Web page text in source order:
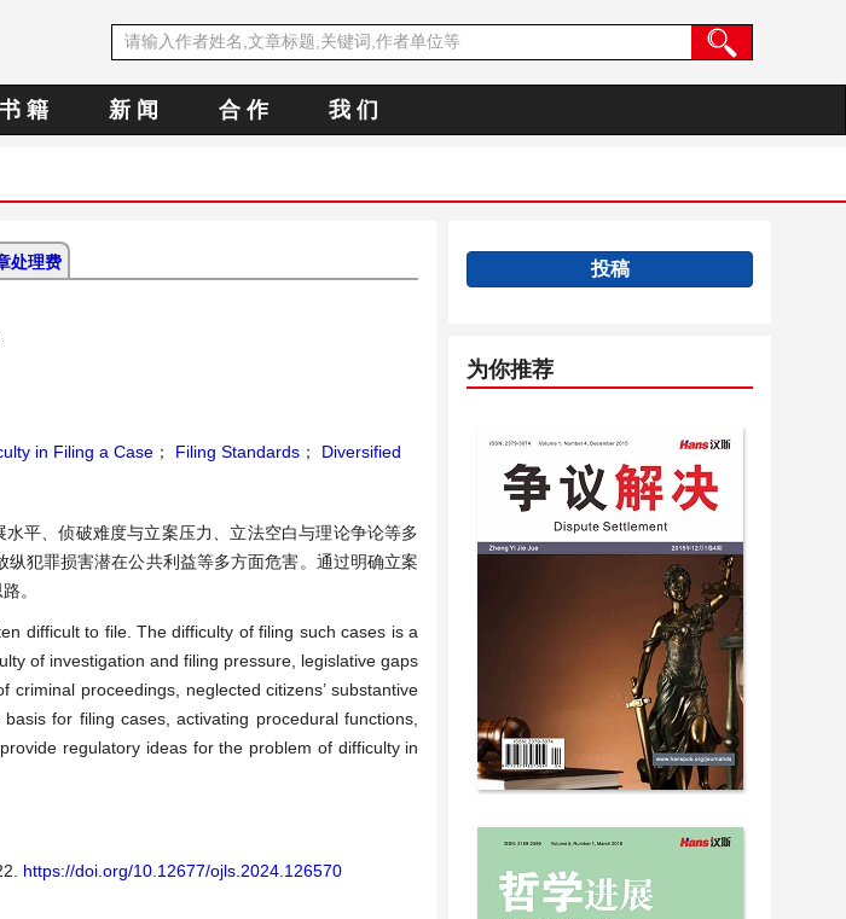
书 籍 新 闻 合 作 我 们
处理费
in Filing a Case ； Filing Standards ；
Diversified
平、侦破难度与立案压力、立法空白与理论争论等多
犯罪损害潜在公共利益等多方面危害。通过明确立案
。
difficult to file. The difficulty of filing such cases is a
of investigation and filing pressure, legislative gaps
proceedings, neglected citizens’ substantive
for filing cases, activating procedural functions,
regulatory ideas for the problem of difficulty in
https://doi.org/10.12677/ojls.2024.126570
投稿
为你推荐